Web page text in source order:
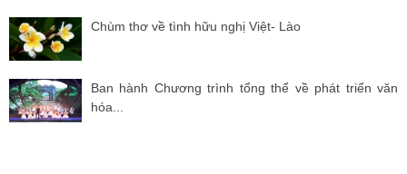
Chùm thơ về tình hữu nghị Việt- Lào
Ban hành Chương trình tổng thể về phát triển văn
hóa...